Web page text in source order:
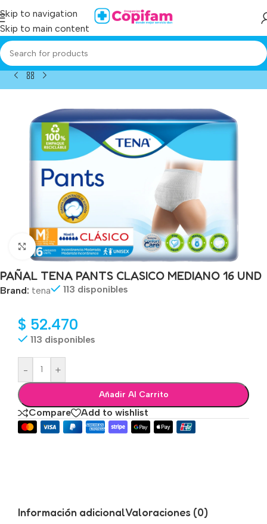
Skip to navigation
Skip to main content
Home/ Producto/pañal tena pants clasico mediano 16 und
Click to enlarge
PAÑAL TENA PANTS CLASICO MEDIANO 16 UND
Brand: tena 113 disponibles
$ 52.470
113 disponibles
- +
Añadir Al Carrito
Compare Add to wishlist
Información adicionalValoraciones (0)